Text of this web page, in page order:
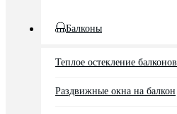
Балконы
Теплое остекление балконов
Раздвижные окна на балкон